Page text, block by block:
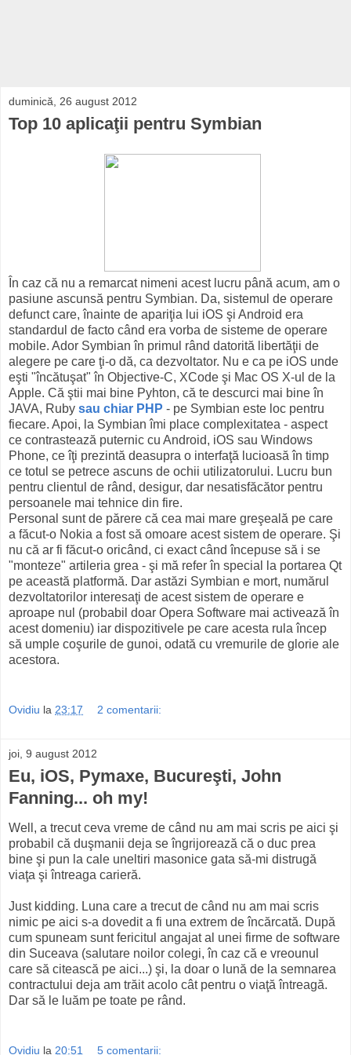
duminică, 26 august 2012
Top 10 aplicaţii pentru Symbian
În caz că nu a remarcat nimeni acest lucru până acum, am o
pasiune ascunsă pentru Symbian. Da, sistemul de operare
defunct care, înainte de apariţia lui iOS şi Android era
standardul de facto când era vorba de sisteme de operare
mobile. Ador Symbian în primul rând datorită libertăţii de
alegere pe care ţi-o dă, ca dezvoltator. Nu e ca pe iOS unde
eşti "încătuşat" în Objective-C, XCode şi Mac OS X-ul de la
Apple. Că ştii mai bine Pyhton, că te descurci mai bine în
JAVA, Ruby sau chiar PHP - pe Symbian este loc pentru
fiecare. Apoi, la Symbian îmi place complexitatea - aspect
ce contrastează puternic cu Android, iOS sau Windows
Phone, ce îţi prezintă deasupra o interfaţă lucioasă în timp
ce totul se petrece ascuns de ochii utilizatorului. Lucru bun
pentru clientul de rând, desigur, dar nesatisfăcător pentru
persoanele mai tehnice din fire.
Personal sunt de părere că cea mai mare greşeală pe care
a făcut-o Nokia a fost să omoare acest sistem de operare. Şi
nu că ar fi făcut-o oricând, ci exact când începuse să i se
"monteze" artileria grea - şi mă refer în special la portarea Qt
pe această platformă. Dar astăzi Symbian e mort, numărul
dezvoltatorilor interesaţi de acest sistem de operare e
aproape nul (probabil doar Opera Software mai activează în
acest domeniu) iar dispozitivele pe care acesta rula încep
să umple coşurile de gunoi, odată cu vremurile de glorie ale
acestora.
Ovidiu la 23:17 2 comentarii:
joi, 9 august 2012
Eu, iOS, Pymaxe, Bucureşti, John
Fanning... oh my!
Well, a trecut ceva vreme de când nu am mai scris pe aici şi
probabil că duşmanii deja se îngrijorează că o duc prea
bine şi pun la cale uneltiri masonice gata să-mi distrugă
viaţa şi întreaga carieră.
Just kidding. Luna care a trecut de când nu am mai scris
nimic pe aici s-a dovedit a fi una extrem de încărcată. După
cum spuneam sunt fericitul angajat al unei firme de software
din Suceava (salutare noilor colegi, în caz că e vreounul
care să citească pe aici...) şi, la doar o lună de la semnarea
contractului deja am trăit acolo cât pentru o viaţă întreagă.
Dar să le luăm pe toate pe rând.
Ovidiu la 20:51 5 comentarii: